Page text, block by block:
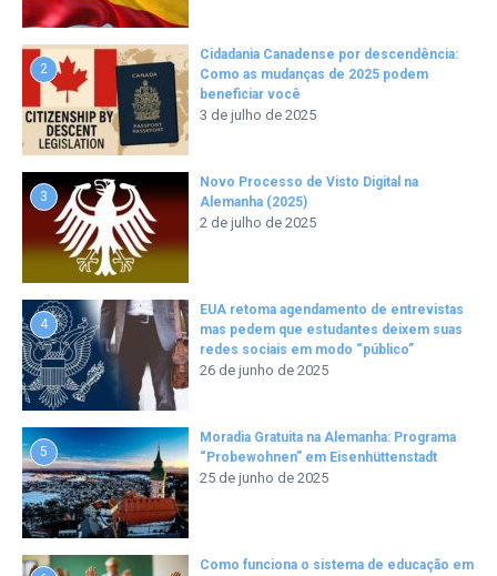
2
Cidadania Canadense por descendência:
Como as mudanças de 2025 podem
beneficiar você
3 de julho de 2025
3
Novo Processo de Visto Digital na
Alemanha (2025)
2 de julho de 2025
4
EUA retoma agendamento de entrevistas
mas pedem que estudantes deixem suas
redes sociais em modo “público”
26 de junho de 2025
5
Moradia Gratuita na Alemanha: Programa
“Probewohnen” em Eisenhüttenstadt
25 de junho de 2025
Como funciona o sistema de educação em